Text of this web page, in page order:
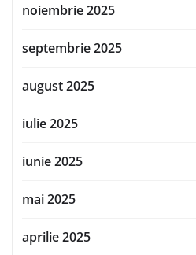
noiembrie 2025
septembrie 2025
august 2025
iulie 2025
iunie 2025
mai 2025
aprilie 2025